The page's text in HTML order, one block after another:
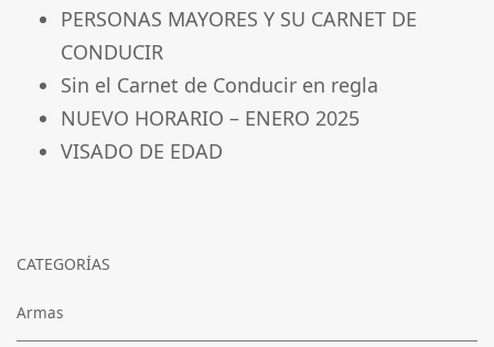
PERSONAS MAYORES Y SU CARNET DE
CONDUCIR
Sin el Carnet de Conducir en regla
NUEVO HORARIO – ENERO 2025
VISADO DE EDAD
CATEGORÍAS
Armas